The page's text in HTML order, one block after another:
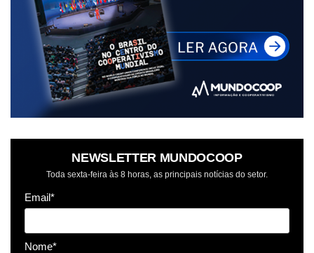
NEWSLETTER MUNDOCOOP
Toda sexta-feira às 8 horas, as principais notícias do setor.
Email*
Nome*